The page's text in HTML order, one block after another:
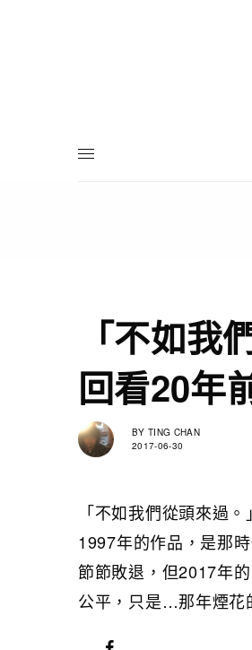
「不如我
回看20年
BY TING CHAN
2017-06-30
「不如我們從頭來過
1997年的作品，是那
節節敗退，但2017年
公平，只是…那年煙花